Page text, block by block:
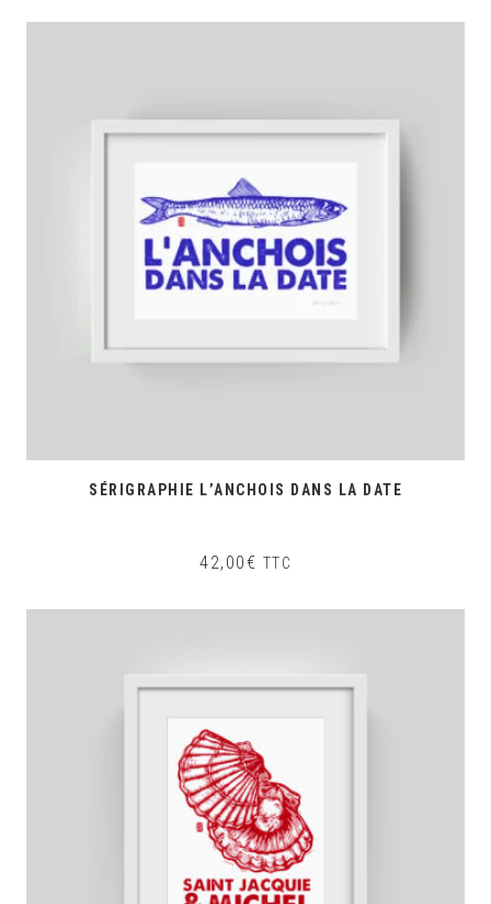
SÉRIGRAPHIE L’ANCHOIS DANS LA DATE
42,00€ TTC